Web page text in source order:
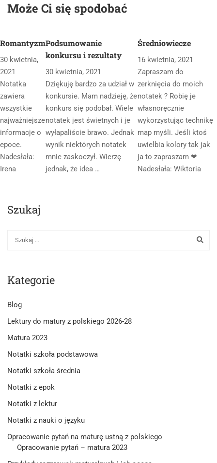
Może Ci się spodobać
Romantyzm
30 kwietnia,
2021
Notatka
zawiera
wszystkie
najważniejsze
informacje o
epoce.
Nadesłała:
Irena
Podsumowanie
konkursu i rezultaty
30 kwietnia, 2021
Dziękuję bardzo za udział w
konkursie. Mam nadzieję, że
konkurs się podobał. Wiele
notatek jest świetnych i je
wyłapaliście brawo. Jednak
wynik niektórych notatek
mnie zaskoczył. Wierzę
jednak, że idea …
Średniowiecze
16 kwietnia, 2021
Zapraszam do
zerknięcia do moich
notatek ? Robię je
własnoręcznie
wykorzystując technikę
map myśli. Jeśli ktoś
uwielbia kolory tak jak
ja to zapraszam ❤
Nadesłała: Wiktoria
Szukaj
Kategorie
Blog
Lektury do matury z polskiego 2026-28
Matura 2023
Notatki szkoła podstawowa
Notatki szkoła średnia
Notatki z epok
Notatki z lektur
Notatki z nauki o języku
Opracowanie pytań na maturę ustną z polskiego
Opracowanie pytań – matura 2023